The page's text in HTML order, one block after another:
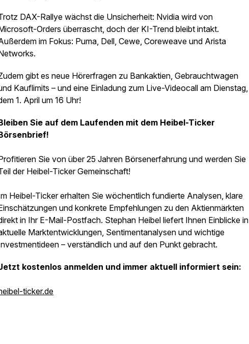
DAX-Rallye wächst die Unsicherheit: Nvidia wird von
Orders überrascht, doch der KI-Trend bleibt intakt.
im Fokus: Puma, Dell, Cewe, Coreweave und Arista
gibt es neue Hörerfragen zu Bankaktien, Gebrauchtwagen
Kauflimits – und eine Einladung zum Live-Videocall am Dienstag,
1. April um 16 Uhr!
Sie auf dem Laufenden mit dem Heibel-Ticker
Sie von über 25 Jahren Börsenerfahrung und werden Sie
der Heibel-Ticker Gemeinschaft!
Heibel-Ticker erhalten Sie wöchentlich fundierte Analysen, klare
und konkrete Empfehlungen zu den Aktienmärkten
in Ihr E-Mail-Postfach. Stephan Heibel liefert Ihnen Einblicke in
Marktentwicklungen, Sentimentanalysen und wichtige
– verständlich und auf den Punkt gebracht.
kostenlos anmelden und immer aktuell informiert sein:
ticker.de